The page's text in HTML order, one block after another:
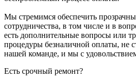
Мы стремимся обеспечить
сотрудничества, в том числе и в
есть дополнительные вопросы или
процедуры безналичной оплаты, не
нашей команде, и мы с
Есть срочный ремонт?